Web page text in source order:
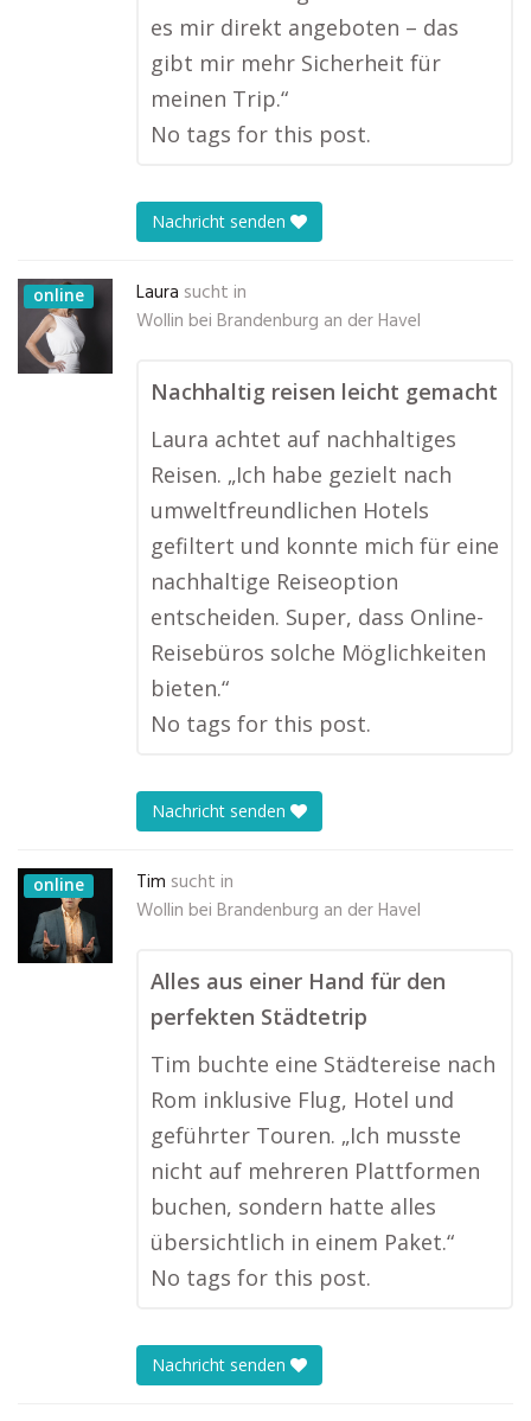
es mir direkt angeboten – das
gibt mir mehr Sicherheit für
meinen Trip.“
No tags for this post.
Nachricht senden
online Laura sucht in
Wollin bei Brandenburg an der Havel
Nachhaltig reisen leicht gemacht
Laura achtet auf nachhaltiges
Reisen. „Ich habe gezielt nach
umweltfreundlichen Hotels
gefiltert und konnte mich für eine
nachhaltige Reiseoption
entscheiden. Super, dass Online-
Reisebüros solche Möglichkeiten
bieten.“
No tags for this post.
Nachricht senden
online Tim sucht in
Wollin bei Brandenburg an der Havel
Alles aus einer Hand für den
perfekten Städtetrip
Tim buchte eine Städtereise nach
Rom inklusive Flug, Hotel und
geführter Touren. „Ich musste
nicht auf mehreren Plattformen
buchen, sondern hatte alles
übersichtlich in einem Paket.“
No tags for this post.
Nachricht senden